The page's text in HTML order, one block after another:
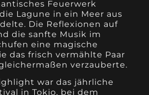
Feuerwerk
Lagune in ein Meer aus
Die Reflexionen auf
die sanfte Musik im
eine magische
das frisch vermählte Paar
verzauberte.
war das jährliche
in Tokio, bei dem